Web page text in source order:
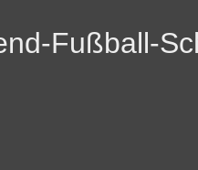
Fußball-